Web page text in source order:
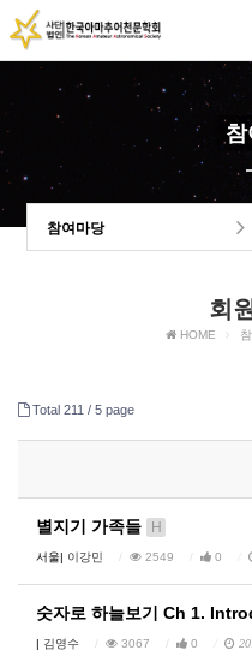
참여마당
회
HOME
Total 211 / 5 page
별지기 가족들 H
서울| 이강민 2549 0
숫자로 하늘보기 Ch 1.
| 김영수 3067 0